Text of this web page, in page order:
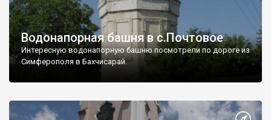
Водонапорная башня в с.Почтовое
Интересную водонапорную башню посмотрели по дороге из
Симферополя в Бахчисарай.